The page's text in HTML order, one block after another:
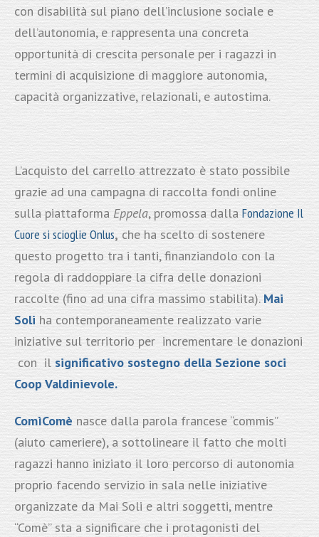
con disabilità sul piano dell’inclusione sociale e
dell’autonomia, e rappresenta una concreta
opportunità di crescita personale per i ragazzi in
termini di acquisizione di maggiore autonomia,
capacità organizzative, relazionali, e autostima.
L’acquisto del carrello attrezzato è stato possibile
grazie ad una campagna di raccolta fondi online
sulla piattaforma Eppela, promossa dalla Fondazione Il
Cuore si scioglie Onlus,che ha scelto di sostenere
questo progetto tra i tanti, finanziandolo con la
regola di raddoppiare la cifra delle donazioni
raccolte (fino ad una cifra massimo stabilita). Mai
Soli ha contemporaneamente realizzato varie
iniziative sul territorio per incrementare le donazioni
con il significativo sostegno della Sezione soci
Coop Valdinievole.
ComìComè nasce dalla parola francese “commis”
(aiuto cameriere), a sottolineare il fatto che molti
ragazzi hanno iniziato il loro percorso di autonomia
proprio facendo servizio in sala nelle iniziative
organizzate da Mai Soli e altri soggetti, mentre
“Comè” sta a significare che i protagonisti del